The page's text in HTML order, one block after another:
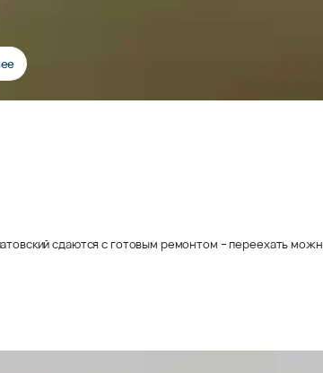
сдаются с готовым ремонтом – переехать